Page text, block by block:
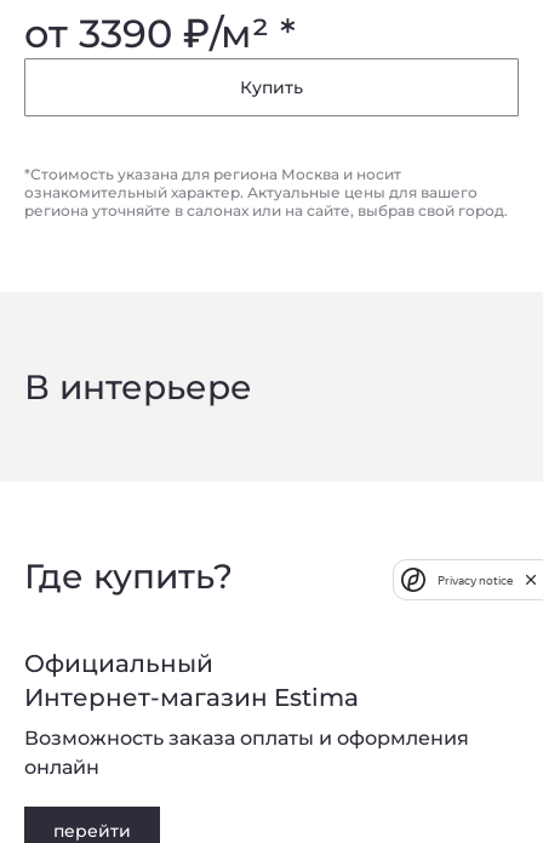
от 3390 ₽/м² *
Купить
*Стоимость указана для региона Москва и носит
ознакомительный характер. Актуальные цены для вашего
региона уточняйте в салонах или на сайте, выбрав свой город.
В интерьере
Где купить?
Официальный
Интернет-магазин Estima
перейти
Возможность заказа оплаты и оформления
онлайн
Privacy notice